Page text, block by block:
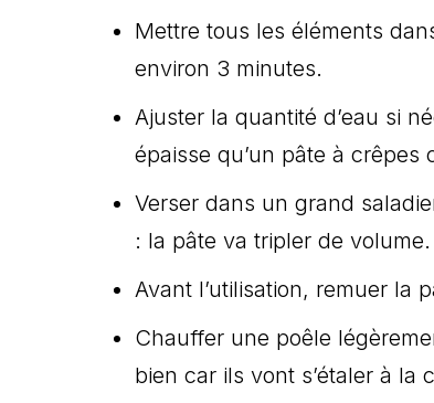
Mettre tous les éléments
environ 3 minutes.
Ajuster la quantité d’eau si
épaisse qu’un pâte à
Verser dans un grand
: la pâte va tripler de volume.
Avant l’utilisation, remuer la
Chauffer une poêle
bien car ils vont s’étaler à la